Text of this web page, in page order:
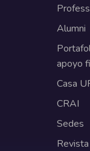
Alumni
apoyo
Casa
CRAI
Sedes